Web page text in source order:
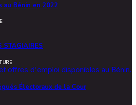
au Bénin en 2022
STAGIAIRES
Électoraux de la Cour